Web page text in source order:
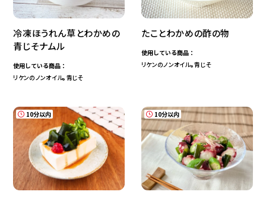
冷凍ほうれん草とわかめの
青じそナムル
使用している商品：
リケンのノンオイル® 青じそ
たことわかめの酢の物
使用している商品：
リケンのノンオイル®青じそ
10分以内 10分以内